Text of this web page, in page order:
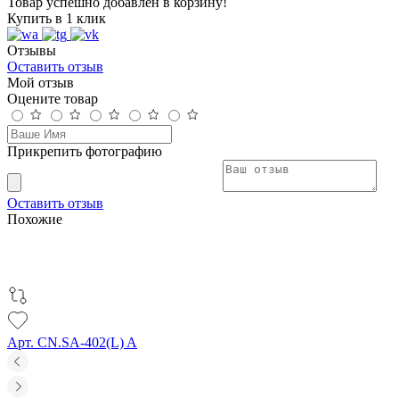
Купить в 1 клик
Отзывы
Оставить отзыв
Мой отзыв
Оцените товар
Прикрепить фотографию
Оставить отзыв
Похожие
Арт. CN.SA-402(L) A